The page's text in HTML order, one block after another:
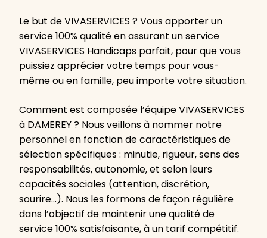
Le but de VIVASERVICES ? Vous apporter un
service 100% qualité en assurant un service
VIVASERVICES Handicaps parfait, pour que vous
puissiez apprécier votre temps pour vous-
même ou en famille, peu importe votre situation.
Comment est composée l’équipe VIVASERVICES
à DAMEREY ? Nous veillons à nommer notre
personnel en fonction de caractéristiques de
sélection spécifiques : minutie, rigueur, sens des
responsabilités, autonomie, et selon leurs
capacités sociales (attention, discrétion,
sourire…). Nous les formons de façon régulière
dans l’objectif de maintenir une qualité de
service 100% satisfaisante, à un tarif compétitif.